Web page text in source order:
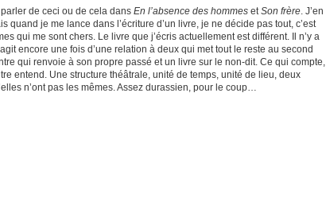
parler de ceci ou de cela dans En l’absence des hommes etSon frère. J’en
je me lance dans l’écriture d’un livre, je ne décide pas tout, c’est
qui me sont chers. Le livre que j’écris actuellement est différent. Il n’y a
encore une fois d’une relation à deux qui met tout le reste au second
qui renvoie à son propre passé et un livre sur le non-dit. Ce qui compte,
entend. Une structure théâtrale, unité de temps, unité de lieu, deux
n’ont pas les mêmes. Assez durassien, pour le coup…